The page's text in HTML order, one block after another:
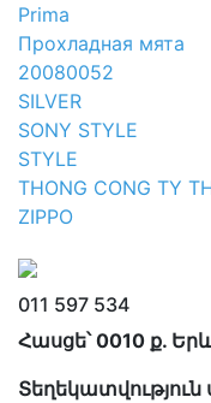
Prima
Прохладная мята
20080052
SILVER
SONY STYLE
STYLE
THONG CONG TY
ZIPPO
011 597 534
Հասցե՝ 0010 ք.
Տեղեկատվություն